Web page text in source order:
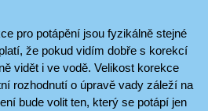
pro potápění jsou fyzikálně stejné
že pokud vidím dobře s korekcí
vidět i ve vodě. Velikost korekce
rozhodnutí o úpravě vady záleží na
bude volit ten, který se potápí jen